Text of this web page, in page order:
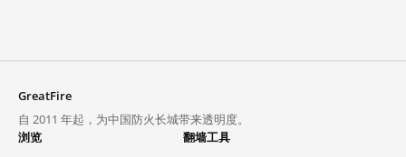
GreatFire
自 2011 年起，为中国防火长城带来透明度。
浏览
翻墙工具